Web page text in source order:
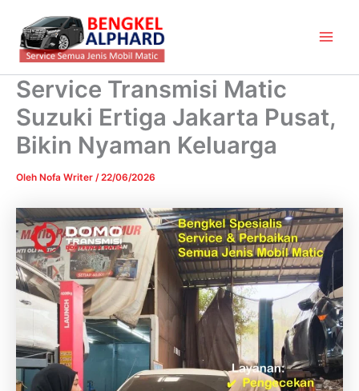
konten
Service Transmisi Matic
Suzuki Ertiga Jakarta Pusat,
Bikin Nyaman Keluarga
Oleh Nofa Writer /22/06/2026